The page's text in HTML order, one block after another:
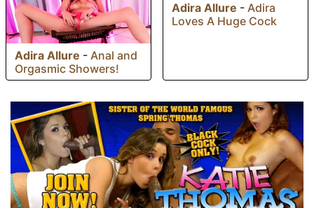
Adira Allure - Anal and
Orgasmic Showers!
Adira Allure - Adira
Loves A Huge Cock